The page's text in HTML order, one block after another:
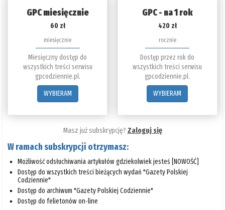
GPC miesięcznie
60 zł
miesięcznie
Miesięczny dostęp do
wszystkich treści serwisu
gpcodziennie.pl.
WYBIERAM
GPC - na 1 rok
420 zł
rocznie
Dostęp przez rok do
wszystkich treści serwisu
gpcodziennie.pl.
WYBIERAM
Masz już subskrypcję? Zaloguj się
W ramach subskrypcji otrzymasz:
Możliwość odsłuchiwania artykułów gdziekolwiek jesteś [NOWOŚĆ]
Dostęp do wszystkich treści bieżących wydań "Gazety Polskiej
Codziennie"
Dostęp do archiwum "Gazety Polskiej Codziennie"
Dostęp do felietonów on-line